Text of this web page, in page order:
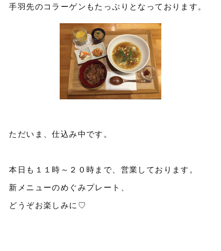
手羽先のコラーゲンもたっぷりとなっております。
ただいま、仕込み中です。
本日も１１時～２０時まで、営業しております。
新メニューのめぐみプレート、
どうぞお楽しみに♡